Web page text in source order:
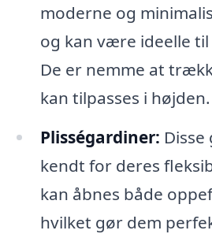
moderne og
og kan være ideelle
De er nemme at
kan tilpasses i højden.
Plisségardiner:
kendt for deres
kan åbnes både
hvilket gør dem